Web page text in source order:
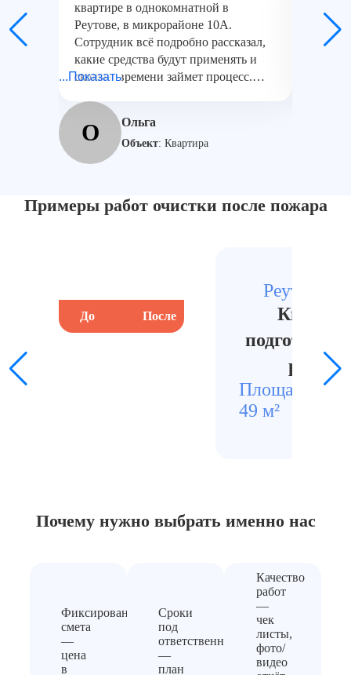
квартире в однокомнатной в
Реутове, в микрорайоне 10А.
Сотрудник всё подробно рассказал,
какие средства будут применять и
сколько времени займет процесс.
значительно меньше уже через
несколько часов. Работа выполнена
качественно, результат нас
полностью устроил.
...Показать
О Ольга
Объект: Квартира
Примеры работ очистки после пожара
До После
Реутов,
ремонт
Площадь
49 м²
Почему нужно выбрать именно нас
Фиксированная
смета
—
цена
в
Сроки
под
ответственность
—
план
Качество
работ
—
чек
листы,
фото/
видео